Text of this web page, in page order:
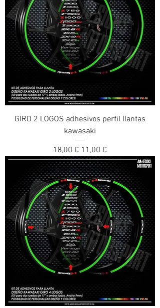
GIRO 2 LOGOS adhesivos perfil llantas
kawasaki
Prix original
18,00 € Prix promotionnel
11,00 €